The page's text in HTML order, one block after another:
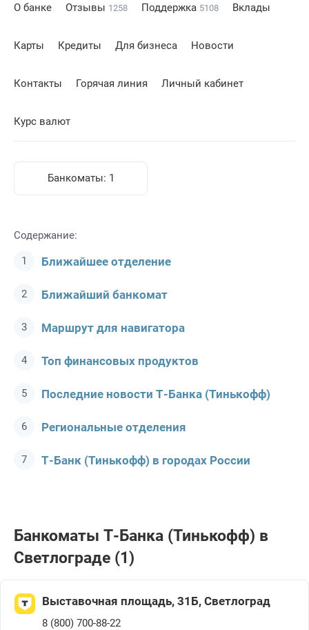
О банке Отзывы 1258 Поддержка 5108 Вклады
Карты Кредиты Для бизнеса Новости
Контакты Горячая линия Личный кабинет
Курс валют
Банкоматы: 1
Содержание:
Ближайшее отделение
Ближайший банкомат
Маршрут для навигатора
Топ финансовых продуктов
Последние новости Т-Банкa (Тинькофф)
Региональные отделения
Т-Банк (Тинькофф) в городах России
Банкоматы Т-Банкa (Тинькофф) в
Светлограде (1)
Выставочная площадь, 31Б, Светлоград
8 (800) 700-88-22